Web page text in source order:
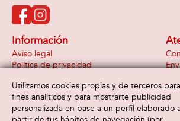
Información
Aviso legal
Política de privacidad
Formas de pago
Utilizamos cookies propias y de terceros para
fines analíticos y para mostrarte publicidad
personalizada en base a un perfil elaborado